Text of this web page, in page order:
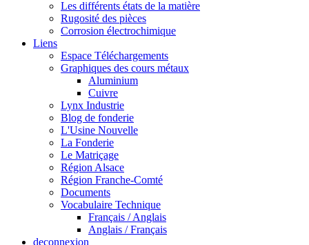
Les différents états de la matière
Rugosité des pièces
Corrosion électrochimique
Liens
Espace Téléchargements
Graphiques des cours métaux
Aluminium
Cuivre
Lynx Industrie
Blog de fonderie
L'Usine Nouvelle
La Fonderie
Le Matriçage
Région Alsace
Région Franche-Comté
Documents
Vocabulaire Technique
Français / Anglais
Anglais / Français
deconnexion